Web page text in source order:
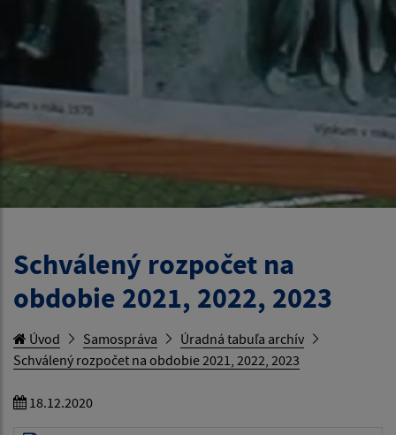
Schválený rozpočet na
obdobie 2021, 2022, 2023
Úvod Samospráva
Úradná tabuľa archív
Schválený rozpočet na obdobie 2021, 2022, 2023
18.12.2020